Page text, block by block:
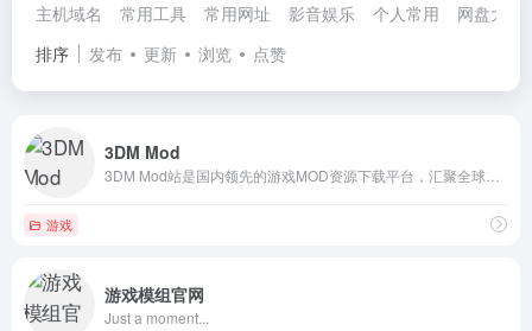
主机域名 常用工具 常用网址 影音娱乐 个人常用
网盘大全
排序
发布 更新 浏览 点赞
3DM Mod
游戏
游戏模组官网
Just a moment...